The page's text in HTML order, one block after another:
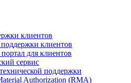
клиентов
клиентов
для клиентов
сервис
поддержки
Authorization (RMA)